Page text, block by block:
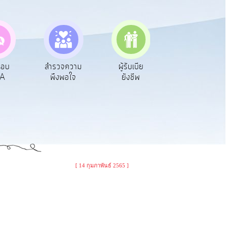
บ
สำรวจความ
พึงพอใจ
ผู้รับเบีย
ยังชีพ
[ 14 กุมภาพันธ์ 2565 ]